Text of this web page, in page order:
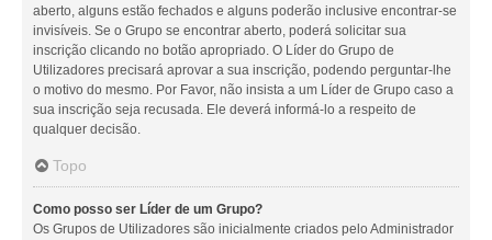
aberto, alguns estão fechados e alguns poderão inclusive encontrar-se
invisíveis. Se o Grupo se encontrar aberto, poderá solicitar sua
inscrição clicando no botão apropriado. O Líder do Grupo de
Utilizadores precisará aprovar a sua inscrição, podendo perguntar-lhe
o motivo do mesmo. Por Favor, não insista a um Líder de Grupo caso a
sua inscrição seja recusada. Ele deverá informá-lo a respeito de
qualquer decisão.
Topo
Como posso ser Líder de um Grupo?
Os Grupos de Utilizadores são inicialmente criados pelo Administrador